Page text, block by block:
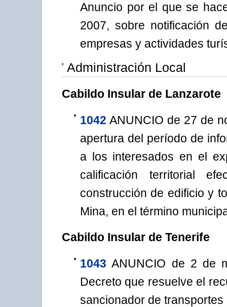
Anuncio por el que se
2007, sobre notificación
empresas y actividades
Administración Local
Cabildo Insular de Lanzarote
1042 ANUNCIO de 27 de
apertura del período de
a los interesados en el
calificación territorial
construcción de edificio y
Mina, en el término
Cabildo Insular de Tenerife
1043 ANUNCIO de 2 de
Decreto que resuelve el
sancionador de transportes